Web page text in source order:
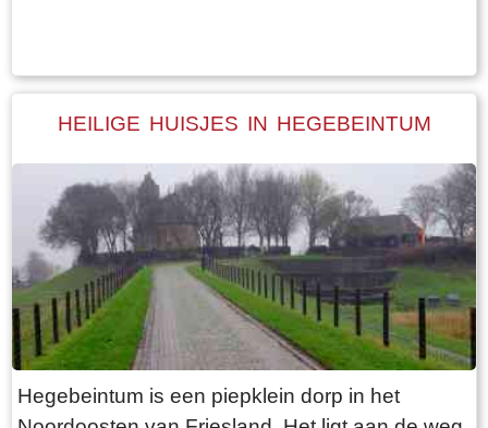
aub”. Het is de moeite waard om het park eens
heeft. Grote brokken zandsteen liggen her en
der verspreid door het park alsof er een enorme
explosie heeft plaatsgevonden. Niets is minder
waar. De laatste bewoner van Jongemastate
was Burgemeester van Slooten. Hij was
burgemeester van de gemeente
Rauwerderhem. Het voormalige gemeentehuis
staat een eindje verderop. Het is moeilijk voor te
stellen maar toen hij verhuisde heeft hij de state
HEILIGE HUISJES IN HEGEBEINTUM
Hegebeintum is een piepklein dorp in het